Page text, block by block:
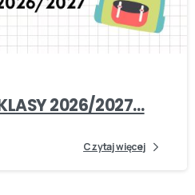
-
2026/2027…
Czytaj więcej